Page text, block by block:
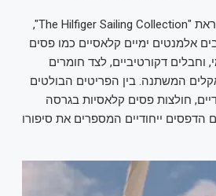
הקפסולה המיוחדת, שנקראת "The Hilfiger Sailing Collection",
אלמנטים ימיים קלאסיים כמו פסים
וחבלים דקורטיביים, לצד חומרים
המשתנה. בין הפריטים הבולטים
חולצות פסים קלאסיות בגרסה
הדפסים ייחודיים המספרים את סיפורו